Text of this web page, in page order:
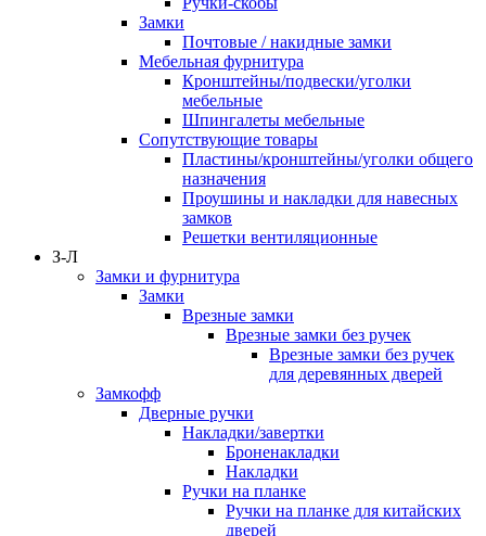
Замки
Почтовые / накидные замки
Мебельная фурнитура
Кронштейны/подвески/уголки
мебельные
Шпингалеты мебельные
Сопутствующие товары
Пластины/кронштейны/уголки общего
назначения
Проушины и накладки для навесных
замков
Решетки вентиляционные
З-Л
Замки и фурнитура
Замки
Врезные замки
Врезные замки без ручек
Врезные замки без ручек
для деревянных дверей
Замкофф
Дверные ручки
Накладки/завертки
Броненакладки
Накладки
Ручки на планке
Ручки на планке для китайских
дверей